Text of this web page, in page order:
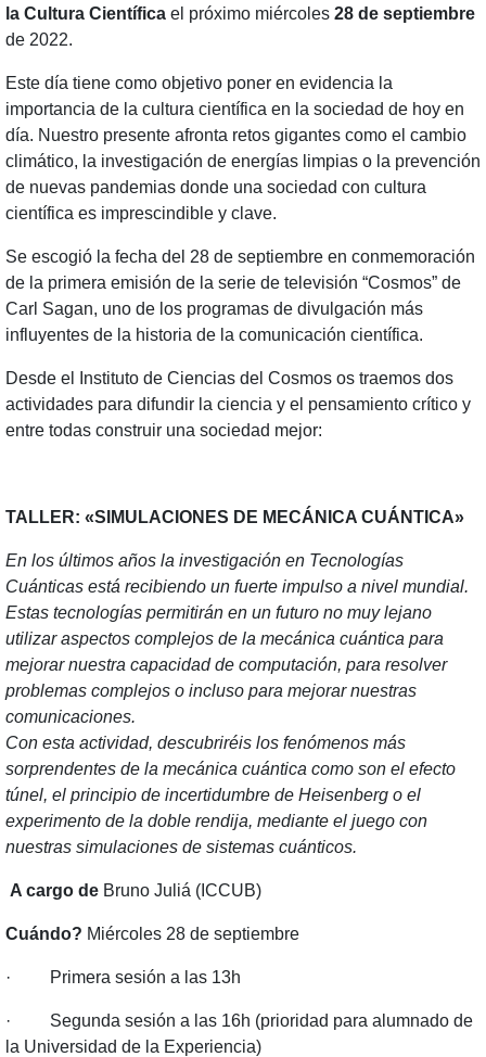
la Cultura Científica el próximo miércoles 28 de septiembre
de 2022.
Este día tiene como objetivo poner en evidencia la
importancia de la cultura científica en la sociedad de hoy en
día. Nuestro presente afronta retos gigantes como el cambio
climático, la investigación de energías limpias o la prevención
de nuevas pandemias donde una sociedad con cultura
científica es imprescindible y clave.
Se escogió la fecha del 28 de septiembre en conmemoración
de la primera emisión de la serie de televisión “Cosmos” de
Carl Sagan, uno de los programas de divulgación más
influyentes de la historia de la comunicación científica.
Desde el Instituto de Ciencias del Cosmos os traemos dos
actividades para difundir la ciencia y el pensamiento crítico y
entre todas construir una sociedad mejor:
TALLER: «SIMULACIONES DE MECÁNICA CUÁNTICA»
En los últimos años la investigación en Tecnologías
Cuánticas está recibiendo un fuerte impulso a nivel mundial.
Estas tecnologías permitirán en un futuro no muy lejano
utilizar aspectos complejos de la mecánica cuántica para
mejorar nuestra capacidad de computación, para resolver
problemas complejos o incluso para mejorar nuestras
comunicaciones.
Con esta actividad, descubriréis los fenómenos más
sorprendentes de la mecánica cuántica como son el efecto
túnel, el principio de incertidumbre de Heisenberg o el
experimento de la doble rendija, mediante el juego con
nuestras simulaciones de sistemas cuánticos.
A cargo de Bruno Juliá (ICCUB)
Cuándo? Miércoles 28 de septiembre
· Primera sesión a las 13h
· Segunda sesión a las 16h (prioridad para alumnado de
la Universidad de la Experiencia)